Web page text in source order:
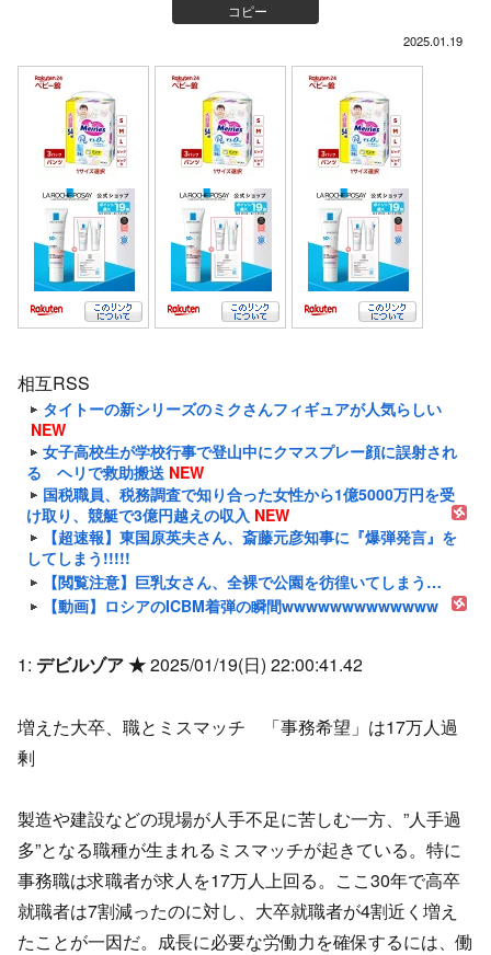
コピー
2025.01.19
相互RSS
タイトーの新シリーズのミクさんフィギュアが人気らしい
NEW
女子高校生が学校行事で登山中にクマスプレー顔に誤射され
る ヘリで救助搬送 NEW
国税職員、税務調査で知り合った女性から1億5000万円を受
け取り、競艇で3億円越えの収入 NEW
【超速報】東国原英夫さん、斎藤元彦知事に『爆弾発言』を
してしまう!!!!!
【閲覧注意】巨乳女さん、全裸で公園を彷徨いてしまう…
【動画】ロシアのICBM着弾の瞬間wwwwwwwwwwwww
1: デビルゾア ★2025/01/19(日) 22:00:41.42
増えた大卒、職とミスマッチ 「事務希望」は17万人過
剰
製造や建設などの現場が人手不足に苦しむ一方、”人手過
多”となる職種が生まれるミスマッチが起きている。特に
事務職は求職者が求人を17万人上回る。ここ30年で高卒
就職者は7割減ったのに対し、大卒就職者が4割近く増え
たことが一因だ。成長に必要な労働力を確保するには、働